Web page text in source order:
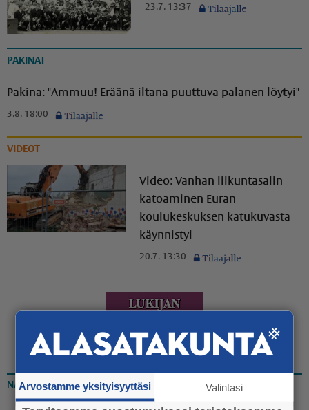
23.7. 13:37
PAKINAT
Pakina: "Ammuu! Eräänä iltana puuttuva palanen löytyi"
3.8. 18:00
VIDEOT
Video: Vanhan liikuntasalin
katoaminen Euran
koulukeskuksen katukuvasta
käynnistyi
20.7. 13:30
NÄKÖISLEHTI
Arvostamme yksityisyyttäsi Valintasi